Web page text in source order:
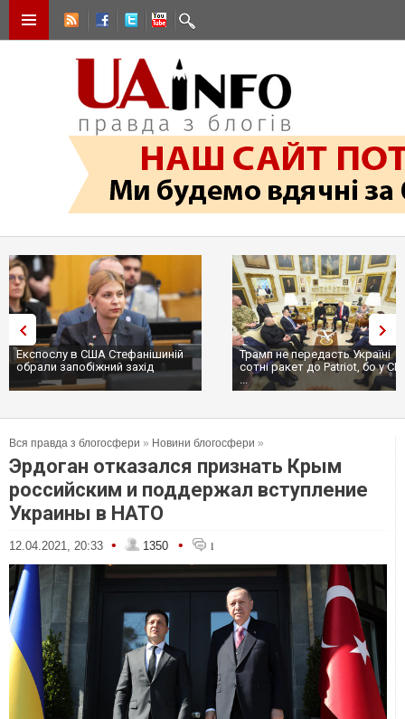
Експослу в США Стефанішиній
обрали запобіжний захід
Трамп не передасть Україні
сотні ракет до Patriot, бо у
...
Вся правда з блогосфери » Новини блогосфери »
Эрдоган отказался признать Крым
российским и поддержал вступление
Украины в НАТО
12.04.2021, 20:33 • 1350 • 1